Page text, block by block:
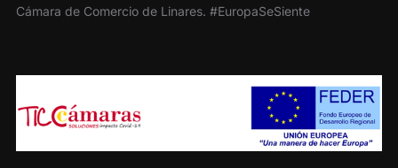
Cámara de Comercio de Linares. #EuropaSeSiente